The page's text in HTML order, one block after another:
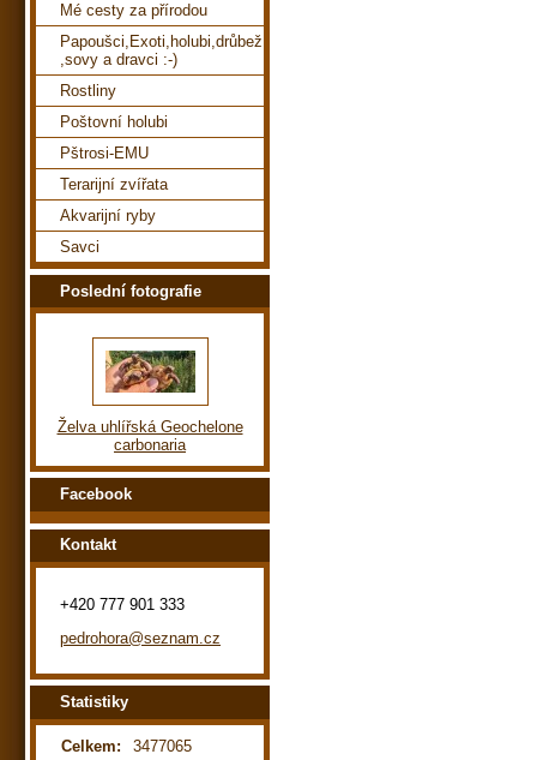
Mé cesty za přírodou
Papoušci,Exoti,holubi,drůbež
,sovy a dravci :-)
Rostliny
Poštovní holubi
Pštrosi-EMU
Terarijní zvířata
Akvarijní ryby
Savci
Poslední fotografie
Želva uhlířská Geochelone
carbonaria
Facebook
Kontakt
+420 777 901 333
pedrohora@seznam.cz
Statistiky
Celkem:
3477065